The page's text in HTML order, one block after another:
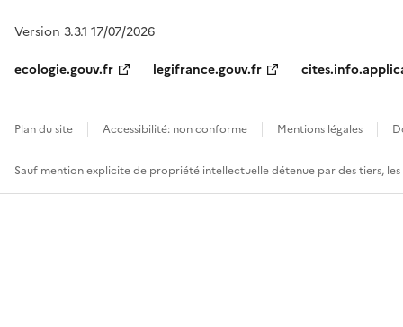
Version 3.3.1 17/07/2026
ecologie.gouv.fr
legifrance.gouv.fr
Plan du site Accessibilité: non conforme Mentions légales
Sauf mention explicite de propriété intellectuelle détenue par des tiers,